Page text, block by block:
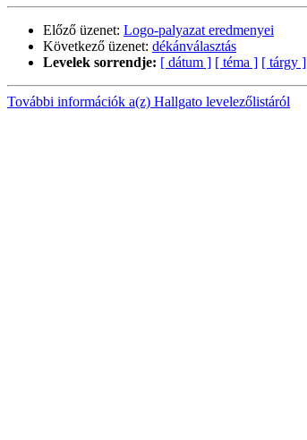
Előző üzenet: Logo-palyazat eredmenyei
Következő üzenet: dékánválasztás
Levelek sorrendje: [ dátum ] [ téma ] [ tárgy ]
További információk a(z) Hallgato levelezőlistáról